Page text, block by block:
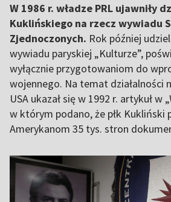
W 1986 r. władze PRL ujawniły
Kuklińskiego na rzecz wywiadu
Zjednoczonych. Rok później
wywiadu paryskiej „Kulturze”,
wyłącznie przygotowaniom do
wojennego. Na temat działalności
USA ukazał się w 1992 r. artykuł w
w którym podano, że płk Kukliński
Amerykanom 35 tys. stron